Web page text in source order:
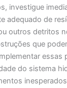
investigue
adequado de
outros detritos
que
essas
do sistema